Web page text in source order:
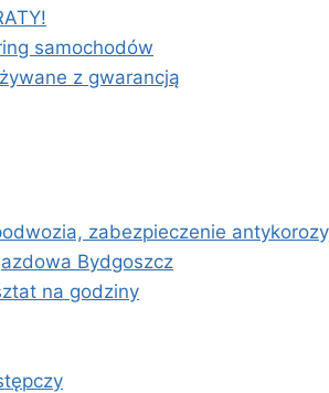
samochodów
z gwarancją
zabezpieczenie
Bydgoszcz
na godziny